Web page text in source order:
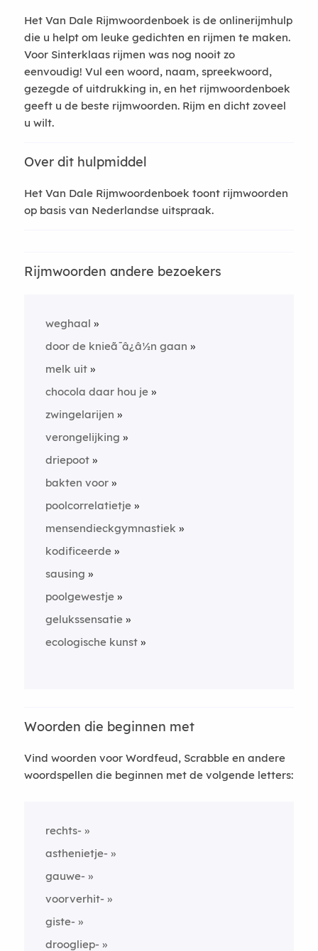
Het Van Dale Rijmwoordenboek is de onlinerijmhulp
die u helpt om leuke gedichten en rijmen te maken.
Voor Sinterklaas rijmen was nog nooit zo
eenvoudig! Vul een woord, naam, spreekwoord,
gezegde of uitdrukking in, en het rijmwoordenboek
geeft u de beste rijmwoorden. Rijm en dicht zoveel
u wilt.
Over dit hulpmiddel
Het Van Dale Rijmwoordenboek toont rijmwoorden
op basis van Nederlandse uitspraak.
Rijmwoorden andere bezoekers
weghaal
door de knieã¯â¿â½n gaan
melk uit
chocola daar hou je
zwingelarijen
verongelijking
driepoot
bakten voor
poolcorrelatietje
mensendieckgymnastiek
kodificeerde
sausing
poolgewestje
gelukssensatie
ecologische kunst
Woorden die beginnen met
Vind woorden voor Wordfeud, Scrabble en andere
woordspellen die beginnen met de volgende letters:
rechts-
asthenietje-
gauwe-
voorverhit-
giste-
droogliep-